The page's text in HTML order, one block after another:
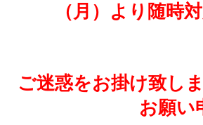
（月）より随時
ご迷惑をお掛け致し
お願い